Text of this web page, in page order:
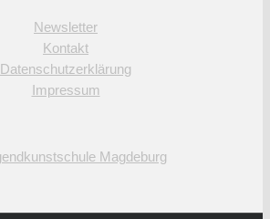
Newsletter
Kontakt
Datenschutzerklärung
Impressum